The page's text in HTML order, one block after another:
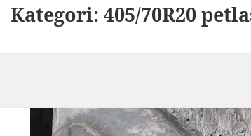
Kategori:405/70R20